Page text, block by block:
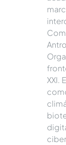
XXI.